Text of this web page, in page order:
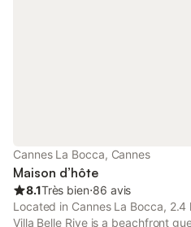
Cannes La Bocca, Cannes
Maison d’hôte
8.1Très bien⋅86 avis
Located in Cannes La Bocca,
Villa Belle Rive is a beachfront